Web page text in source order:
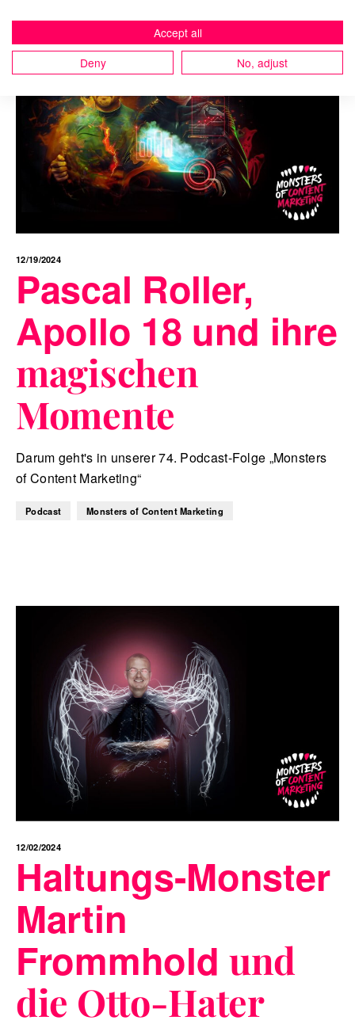
12/19/2024
Pascal Roller,
Apollo 18 und ihre
magischen
Momente
Darum geht's in unserer 74. Podcast-Folge „Monsters
of Content Marketing“
Podcast Monsters of Content Marketing
12/02/2024
Haltungs-Monster
Martin
Frommhold und
die Otto-Hater
Accept all
Deny
No, adjust